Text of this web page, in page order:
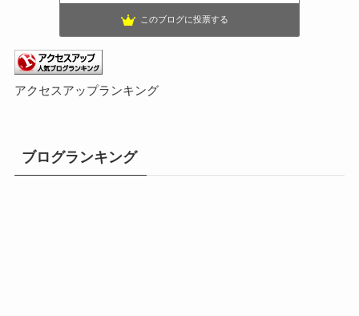
このブログに投票する
アクセスアップランキング
ブログランキング